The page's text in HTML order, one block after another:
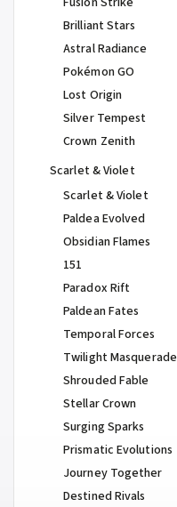
Brilliant Stars
Astral Radiance
Pokémon GO
Lost Origin
Silver Tempest
Crown Zenith
Scarlet & Violet
Scarlet & Violet
Paldea Evolved
Obsidian Flames
151
Paradox Rift
Paldean Fates
Temporal Forces
Twilight Masquerade
Shrouded Fable
Stellar Crown
Surging Sparks
Prismatic Evolutions
Journey Together
Destined Rivals